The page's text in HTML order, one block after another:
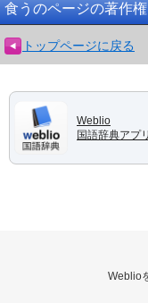
食うのページの著作権
トップページに戻る
Weblio
国語辞典アプリ
Weblio